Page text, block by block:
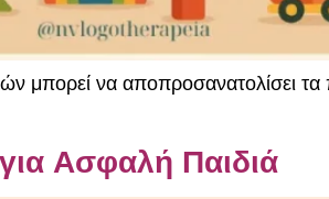
μπορεί να αποπροσανατολίσει
Ασφαλή Παιδιά